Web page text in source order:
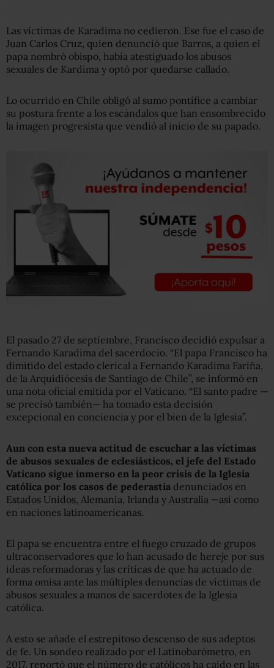
Las víctimas de Karadima no cedieron. Ese fue el caso de
Juan Carlos Cruz, quien denunció que Barros, a quien el
papa nombró obispo, había atestiguado los abusos
sexuales de Kardima y optó por quedarse callado.
Lo ocurrido en Chile obligó al sumo pontífice a cambiar
su postura frente a los escándalos que han ensombrecido
la imagen progresista que vendió al inicio de su papado.
El pasado 27 de septiembre, Francisco decidió expulsar a
Fernando Karadima del sacerdocio. “El papa Francisco ha
dimitido del estado clerical a Fernando Karadima Fariña,
de la Arquidiócesis de Santiago de Chile”, se informó en
una nota oficial emitida por el Vaticano. “El santo padre —
se precisó también— ha tomado esta decisión
excepcional en conciencia y por el bien de la Iglesia”.
Aun con esta nueva actitud de escuchar a las víctimas
de abusos sexuales de eclesiásticos, el jefe del Estado
Vaticano sigue inmerso en la peor crisis de la Iglesia
católica por los casos de pederastia denunciados en
Estados Unidos, Alemania, Irlanda y Australia —así como
en naciones latinoamericanas.
El papa se encuentra entre el fuego cruzado de grupos
ultraconservadores que lo han acusado de hereje por sus
ideas reformadoras y las críticas de que ha actuado de
forma omisa ante las múltiples denuncias de víctimas de
abusos sexuales a manos de sacerdotes de la Iglesia
católica.
A esto se añade el estrepitoso descenso de sus adeptos
de fe. Un sondeo realizado por el Latinobarómetro, en
2017, reportó que el número de católicos ha caído en las